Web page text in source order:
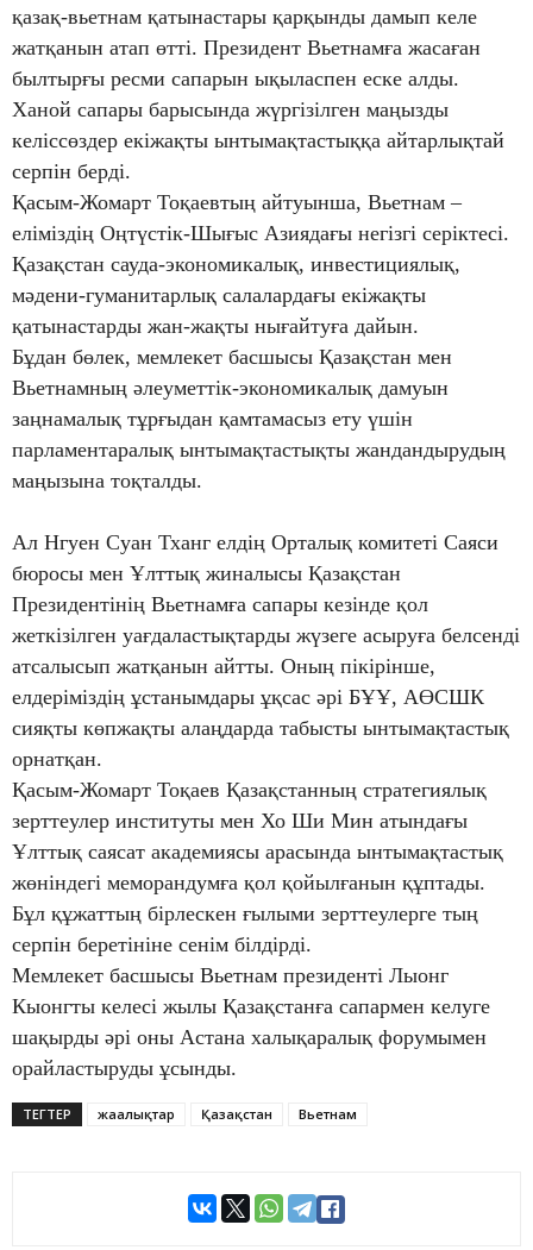
қазақ-вьетнам қатынастары қарқынды дамып келе
жатқанын атап өтті. Президент Вьетнамға жасаған
былтырғы ресми сапарын ықыласпен еске алды.
Ханой сапары барысында жүргізілген маңызды
келіссөздер екіжақты ынтымақтастыққа айтарлықтай
серпін берді.
Қасым-Жомарт Тоқаевтың айтуынша, Вьетнам –
еліміздің Оңтүстік-Шығыс Азиядағы негізгі серіктесі.
Қазақстан сауда-экономикалық, инвестициялық,
мәдени-гуманитарлық салалардағы екіжақты
қатынастарды жан-жақты нығайтуға дайын.
Бұдан бөлек, мемлекет басшысы Қазақстан мен
Вьетнамның әлеуметтік-экономикалық дамуын
заңнамалық тұрғыдан қамтамасыз ету үшін
парламентаралық ынтымақтастықты жандандырудың
маңызына тоқталды.
Ал Нгуен Суан Тханг елдің Орталық комитеті Саяси
бюросы мен Ұлттық жиналысы Қазақстан
Президентінің Вьетнамға сапары кезінде қол
жеткізілген уағдаластықтарды жүзеге асыруға белсенді
атсалысып жатқанын айтты. Оның пікірінше,
елдеріміздің ұстанымдары ұқсас әрі БҰҰ, АӨСШК
сияқты көпжақты алаңдарда табысты ынтымақтастық
орнатқан.
Қасым-Жомарт Тоқаев Қазақстанның стратегиялық
зерттеулер институты мен Хо Ши Мин атындағы
Ұлттық саясат академиясы арасында ынтымақтастық
жөніндегі меморандумға қол қойылғанын құптады.
Бұл құжаттың бірлескен ғылыми зерттеулерге тың
серпін беретініне сенім білдірді.
Мемлекет басшысы Вьетнам президенті Лыонг
Кыонгты келесі жылы Қазақстанға сапармен келуге
шақырды әрі оны Астана халықаралық форумымен
орайластыруды ұсынды.
ТЕГТЕР жаңалықтар Қазақстан Вьетнам